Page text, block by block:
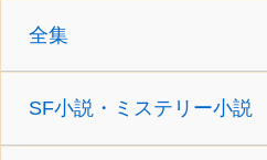
全集
SF小説・ミステリー小説